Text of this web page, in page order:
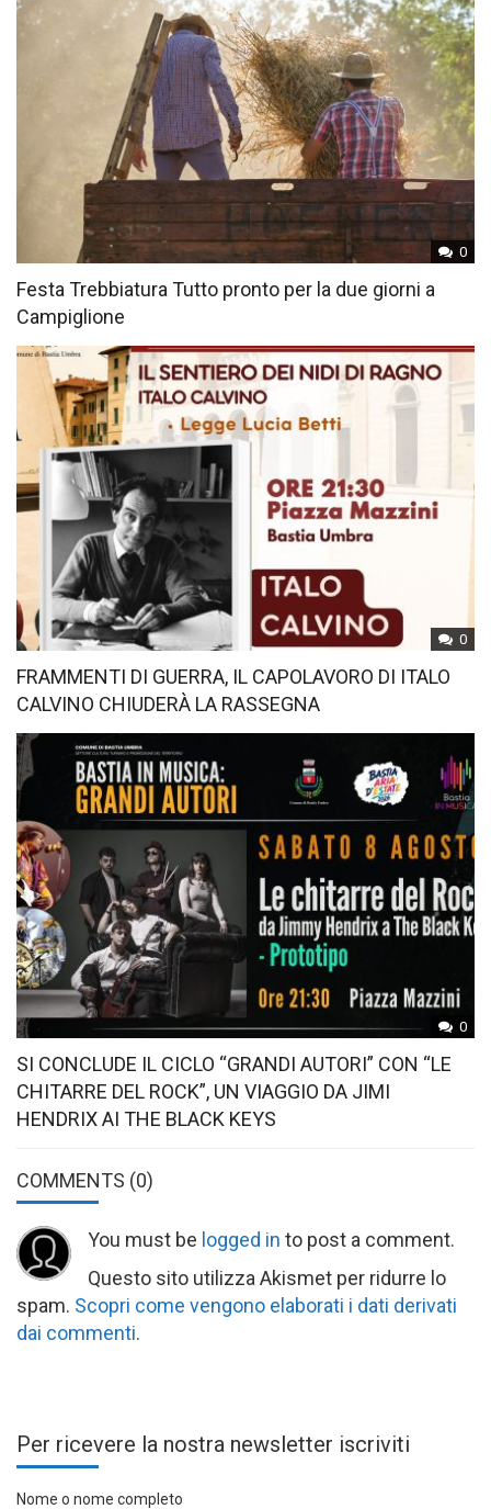
0
Festa Trebbiatura Tutto pronto per la due giorni a
Campiglione
0
FRAMMENTI DI GUERRA, IL CAPOLAVORO DI ITALO
CALVINO CHIUDERÀ LA RASSEGNA
0
SI CONCLUDE IL CICLO “GRANDI AUTORI” CON “LE
CHITARRE DEL ROCK”, UN VIAGGIO DA JIMI
HENDRIX AI THE BLACK KEYS
COMMENTS (0)
You must be logged in to post a comment.
Questo sito utilizza Akismet per ridurre lo
spam. Scopri come vengono elaborati i dati derivati
dai commenti.
Per ricevere la nostra newsletter iscriviti
Nome o nome completo